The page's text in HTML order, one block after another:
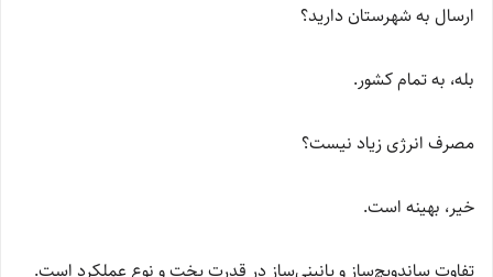
ارسال به شهرستان دارید؟
بله، به تمام کشور.
مصرف انرژی زیاد نیست؟
خیر، بهینه است.
تفاوت ساندویچ‌ساز و پانینی‌ساز در قدرت پخت و نوع عملکرد است.